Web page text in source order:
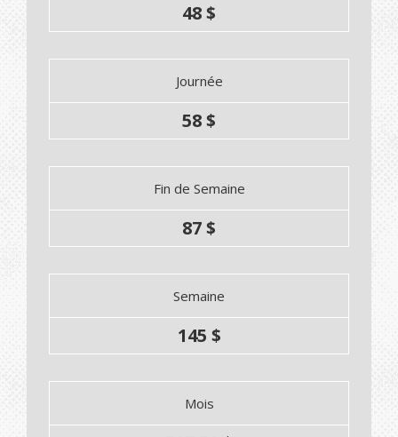
48 $
Journée
58 $
Fin de Semaine
87 $
Semaine
145 $
Mois